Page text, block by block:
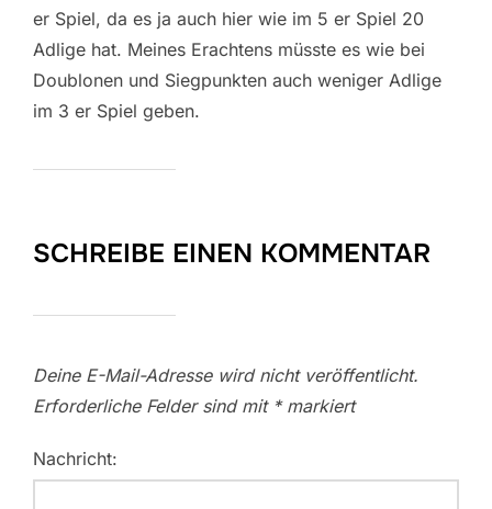
er Spiel, da es ja auch hier wie im 5 er Spiel 20
Adlige hat. Meines Erachtens müsste es wie bei
Doublonen und Siegpunkten auch weniger Adlige
im 3 er Spiel geben.
SCHREIBE EINEN KOMMENTAR
Deine E-Mail-Adresse wird nicht veröffentlicht.
Erforderliche Felder sind mit *markiert
Nachricht: